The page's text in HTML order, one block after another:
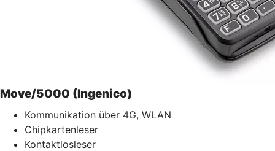
Move/5000 (Ingenico)
Kommunikation über 4G, WLAN
Chipkartenleser
Kontaktlosleser